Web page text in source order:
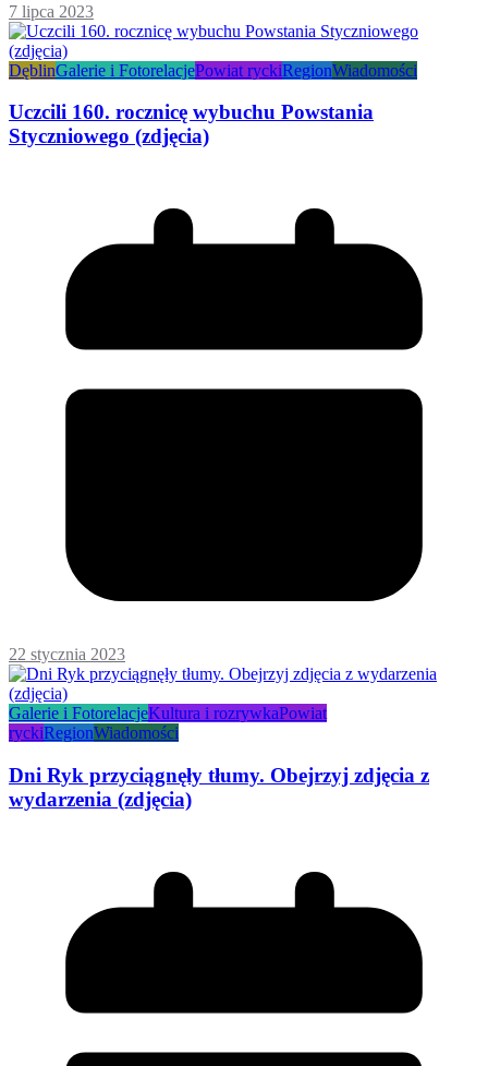
7 lipca 2023
DęblinGalerie i FotorelacjePowiat ryckiRegionWiadomości
Uczcili 160. rocznicę wybuchu Powstania
Styczniowego (zdjęcia)
22 stycznia 2023
Galerie i FotorelacjeKultura i rozrywkaPowiat
ryckiRegionWiadomości
Dni Ryk przyciągnęły tłumy. Obejrzyj zdjęcia z
wydarzenia (zdjęcia)